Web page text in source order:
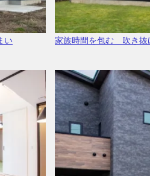
い 家族時間を包む 吹き抜